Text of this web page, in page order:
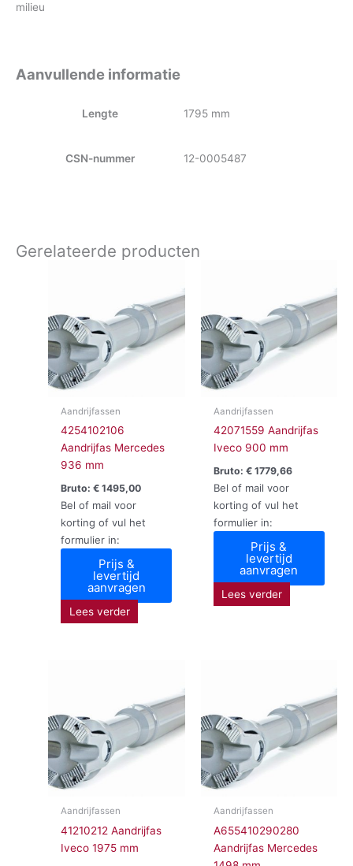
milieu
Aanvullende informatie
Lengte 1795 mm
CSN-nummer 12-0005487
Gerelateerde producten
Aandrijfassen
4254102106
Aandrijfas Mercedes
936 mm
Bruto:€ 1495,00
Bel of mail voor
korting of vul het
formulier in:
Prijs &
levertijd
aanvragen
Lees verder
Aandrijfassen
42071559 Aandrijfas
Iveco 900 mm
Bruto: €1779,66
Bel of mail voor
korting of vul het
formulier in:
Prijs &
levertijd
aanvragen
Lees verder
Aandrijfassen
41210212 Aandrijfas
Iveco 1975 mm
Aandrijfassen
A655410290280
Aandrijfas Mercedes